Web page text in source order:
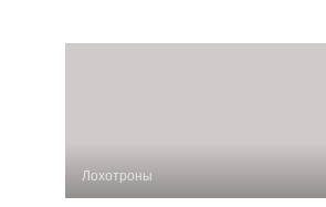
Лохотроны